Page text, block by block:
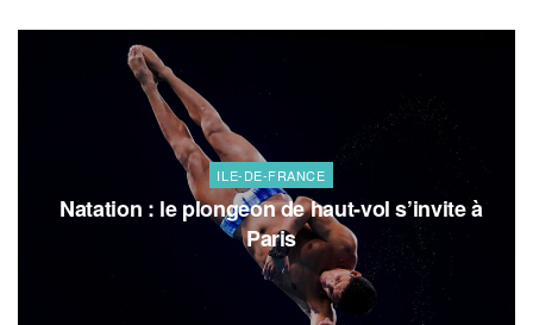
ILE-DE-FRANCE
Natation : le plongeon de haut-vol s’invite à
Paris